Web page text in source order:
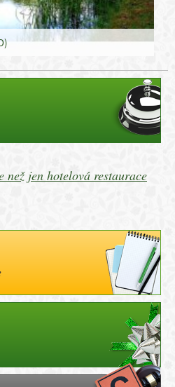
než jen hotelová restaurace